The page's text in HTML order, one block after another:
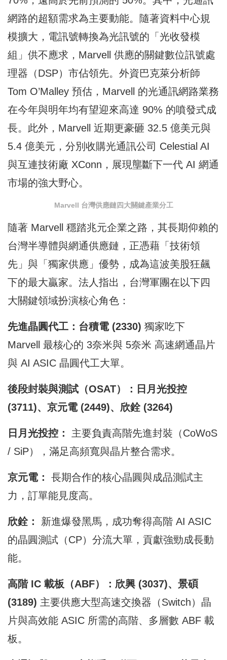
網路的超額需求為主要動能。隨著資料中心規
模擴大，電訊號轉換為光訊號的「光收發模
組」供不應求，Marvell 供應的關鍵數位訊號處
理器（DSP）市佔領先。外資巴克萊分析師
Tom O’Malley 預估，Marvell 的光通訊網路業務
在今年與明年均有望迎來高達 90% 的噴發式成
長。此外，Marvell 近期更豪砸 32.5 億美元與
5.4 億美元，分別收購光通訊公司 Celestial AI
與互連技術廠 XConn，展現壟斷下一代 AI 網通
市場的強大野心。
Marvell 台灣供應鏈四大關鍵產業分工
隨著 Marvell 穩踏兆元企業之路，其長期仰賴的
台灣半導體與網通供應鏈，正憑藉「技術領
先」與「獨家供應」優勢，成為這波美股狂飆
下的最大贏家。法人指出，台灣軍團在以下四
大關鍵領域扮演核心角色：
先進晶圓代工：台積電 (2330) 獨家吃下
Marvell 最核心的 3奈米與 5奈米 高速網通晶片
與 AI ASIC 晶圓代工大單。
後段封裝與測試（OSAT）：日月光投控
(3711)、京元電 (2449)、欣銓 (3264)
日月光投控：
主要負責高階先進封裝（CoWoS
/ SiP），滿足高頻寬與晶片整合需求。
京元電：
長期合作的核心晶圓與成品測試主
力，訂單能見度高。
欣銓：
新進爆發黑馬，成功奪得高階 AI ASIC
的晶圓測試（CP）分流大單，貢獻強勁成長動
能。
高階 IC 載板（ABF）：欣興 (3037)、景碩
(3189) 主要供應大型高速交換器（Switch）晶
片與高效能 ASIC 所需的高階、多層數 ABF 載
板。